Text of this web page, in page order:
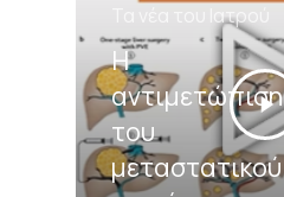
Τα νέα του Ιατρού
Η
αντιμετώπιση
του
μεταστατικού